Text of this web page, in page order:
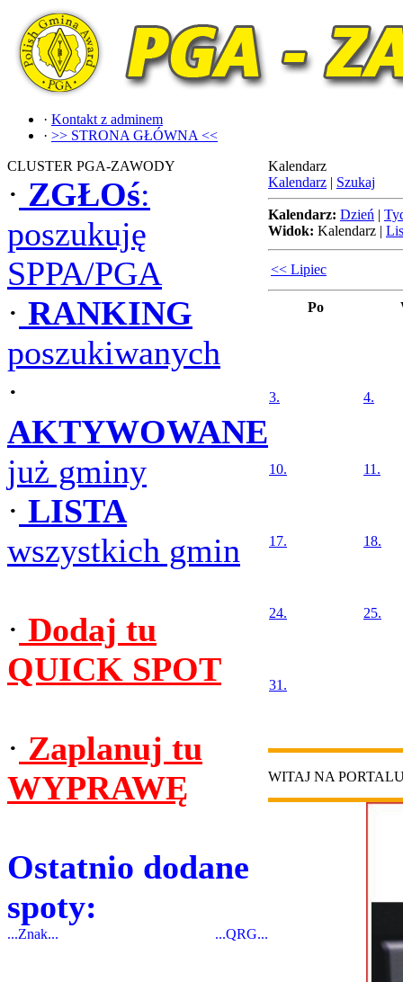
· Kontakt z adminem
· >> STRONA GŁÓWNA <<
CLUSTER PGA-ZAWODY
· ZGŁOś:
poszukuję
SPPA/PGA
· RANKING
poszukiwanych
·
AKTYWOWANE
już gminy
· LISTA
wszystkich gmin
· Dodaj tu
QUICK SPOT
· Zaplanuj tu
WYPRAWĘ
Ostatnio dodane
spoty:
...Znak... ...QRG...
Kalendarz
Kalendarz | Szukaj
Kalendarz: Dzień |
Widok: Kalendarz |
<< Lipiec
Po
3. 4.
10. 11.
17. 18.
24. 25.
31.
WITAJ NA